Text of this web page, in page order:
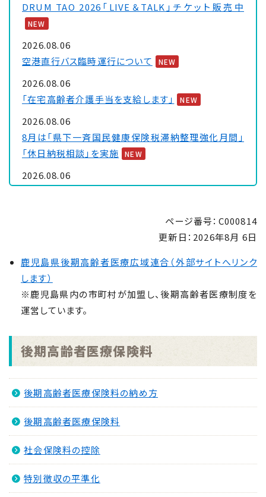
DRUM TAO 2026「LIVE＆TALK」チケット販売中
NEW
2026.08.06
空港直行バス臨時運行について
NEW
2026.08.06
「在宅高齢者介護手当を支給します」
NEW
2026.08.06
8月は「県下一斉国民健康保険税滞納整理強化月間」
「休日納税相談」を実施
NEW
2026.08.06
「里親制度説明会 ～『里親』ってなぁに～」のお知ら
2026.08.04
「手のひらで南さつまを」フォトコンキャンペーンを実
施します！
NEW
マイナンバーカード交付休日開庁日 NEW
2026.07.30
金峰ふるさと夏まつりの開催について
NEW
2026.07.30
ページ番号：C000814
更新日： 2026年8月 6日
鹿児島県後期高齢者医療広域連合（外部サイトへリンク
します）
※鹿児島県内の市町村が加盟し、後期高齢者医療制度を
運営しています。
後期高齢者医療保険料
後期高齢者医療保険料の納め方
後期高齢者医療保険料
社会保険料の控除
特別徴収の平準化